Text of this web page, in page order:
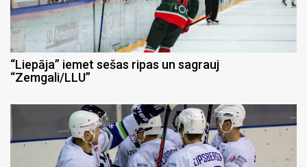
“Liepāja” iemet sešas ripas un sagrauj
“Zemgali/LLU”